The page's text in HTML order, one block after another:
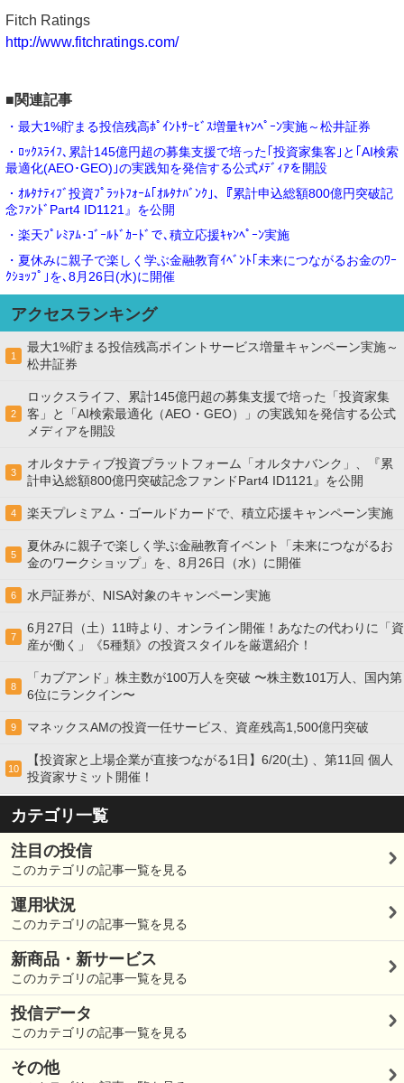
Fitch Ratings
http://www.fitchratings.com/
■関連記事
・最大1%貯まる投信残高ﾎﾟｲﾝﾄｻｰﾋﾞｽ増量ｷｬﾝﾍﾟｰﾝ実施～松井証券
・ﾛｯｸｽﾗｲﾌ､累計145億円超の募集支援で培った｢投資家集客｣と｢AI検索
最適化(AEO･GEO)｣の実践知を発信する公式ﾒﾃﾞｨｱを開設
・ｵﾙﾀﾅﾃｨﾌﾞ投資ﾌﾟﾗｯﾄﾌｫｰﾑ｢ｵﾙﾀﾅﾊﾞﾝｸ｣､『累計申込総額800億円突破記
念ﾌｧﾝﾄﾞPart4 ID1121』を公開
・楽天ﾌﾟﾚﾐｱﾑ･ｺﾞｰﾙﾄﾞｶｰﾄﾞで､積立応援ｷｬﾝﾍﾟｰﾝ実施
・夏休みに親子で楽しく学ぶ金融教育ｲﾍﾞﾝﾄ｢未来につながるお金のﾜｰ
ｸｼｮｯﾌﾟ｣を､8月26日(水)に開催
アクセスランキング
1
最大1%貯まる投信残高ポイントサービス増量キャンペーン実施～
松井証券
2
ロックスライフ、累計145億円超の募集支援で培った「投資家集
客」と「AI検索最適化（AEO・GEO）」の実践知を発信する公式
メディアを開設
3
オルタナティブ投資プラットフォーム「オルタナバンク」、『累
計申込総額800億円突破記念ファンドPart4 ID1121』を公開
4 楽天プレミアム・ゴールドカードで、積立応援キャンペーン実施
5
夏休みに親子で楽しく学ぶ金融教育イベント「未来につながるお
金のワークショップ」を、8月26日（水）に開催
6 水戸証券が、NISA対象のキャンペーン実施
7
6月27日（土）11時より、オンライン開催！あなたの代わりに「資
産が働く」《5種類》の投資スタイルを厳選紹介！
8
「カブアンド」株主数が100万人を突破 〜株主数101万人、国内第
6位にランクイン〜
9 マネックスAMの投資一任サービス、資産残高1,500億円突破
10
【投資家と上場企業が直接つながる1日】6/20(土) 、第11回 個人
投資家サミット開催！
カテゴリ一覧
注目の投信
このカテゴリの記事一覧を見る
運用状況
このカテゴリの記事一覧を見る
新商品・新サービス
このカテゴリの記事一覧を見る
投信データ
このカテゴリの記事一覧を見る
その他